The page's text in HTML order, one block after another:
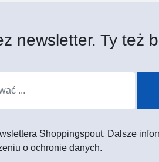
newsletter. Ty też
Shoppingspout. Dalsze
o ochronie danych.